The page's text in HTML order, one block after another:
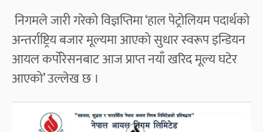
निगमले जारी गरेको विज्ञप्तिमा ‘हाल पेट्रोलियम पदार्थको
अन्तर्राष्ट्रिय बजार मूल्यमा आएको सुधार स्वरूप इन्डियन
आयल कर्पोरेसनबाट आज प्राप्त नयाँ खरिद मूल्य घटेर
आएको’ उल्लेख छ ।